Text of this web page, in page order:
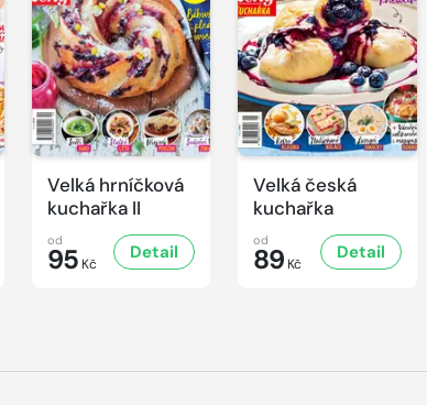
Velká hrníčková
kuchařka II
od
95 Kč
Detail
Velká česká
kuchařka
od
89 Kč
Detail